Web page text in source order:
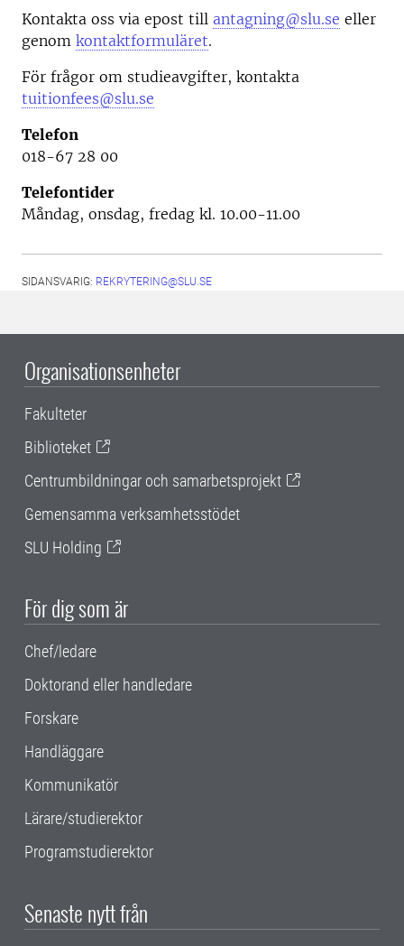
Kontakta oss via epost till antagning@slu.se eller
genom kontaktformuläret.
För frågor om studieavgifter, kontakta
tuitionfees@slu.se
Telefon
018-67 28 00
Telefontider
Måndag, onsdag, fredag kl. 10.00-11.00
SIDANSVARIG: REKRYTERING@SLU.SE
Organisationsenheter
Fakulteter
Biblioteket
Centrumbildningar och samarbetsprojekt
Gemensamma verksamhetsstödet
SLU Holding
För dig som är
Chef/ledare
Doktorand eller handledare
Forskare
Handläggare
Kommunikatör
Lärare/studierektor
Programstudierektor
Senaste nytt från